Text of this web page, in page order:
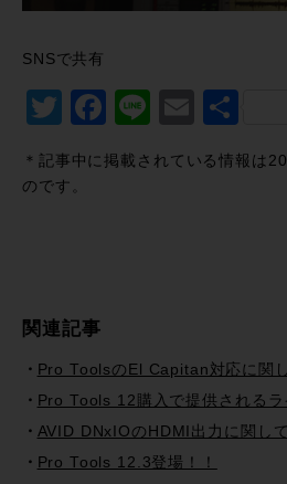
SNSで共有
Twitter
Facebook
LineEmail
＊記事中に掲載されている情報は
のです。
関連記事
Pro ToolsのEl Capitan対応に関
Pro Tools 12購入で提供されるラ
AVID DNxIOのHDMI出力に関し
Pro Tools 12.3登場！！